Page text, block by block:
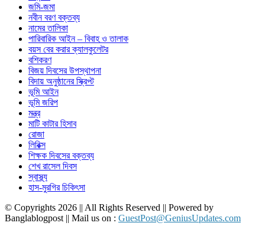
জমি-জমা
নবীন বরণ বক্তব্য
নামের তালিকা
পারিবারিক আইন – বিবাহ ও তালাক
বয়স বের করার ক্যালকুলেটর
বশিকরণ
বিজয় দিবসের উপস্থাপনা
বিদায় অনুষ্ঠানের স্ক্রিপ্ট
ভূমি আইন
ভূমি জরিপ
মন্ত্র
মাটি কাটার হিসাব
রোজা
লিরিক্স
শিক্ষক দিবসের বক্তব্য
শেখ রাসেল দিবস
স্বাস্থ্য
হাস-মুরগির চিকিৎসা
© Copyrights 2026 || All Rights Reserved || Powered by
Banglablogpost || Mail us on : GuestPost@GeniusUpdates.com